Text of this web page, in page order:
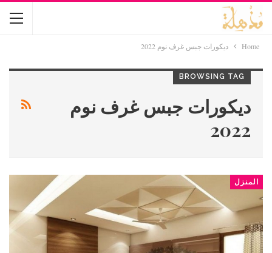
Home ديكورات جبس غرف نوم 2022
BROWSING TAG
ديكورات جبس غرف نوم
2022
المنزل